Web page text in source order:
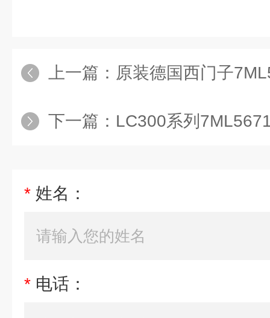
上一篇： 原装德国西门子7ML5670-
下一篇： LC300系列7ML5671-1DB10-
* 姓名：
* 电话：